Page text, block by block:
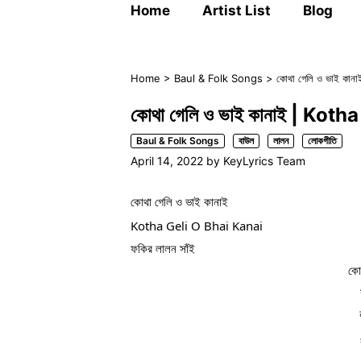
Home Artist List Blog
Home > Baul & Folk Songs > কোথা গেলি ও ভাই
কোথা গেলি ও ভাই কানাই |
Baul & Folk Songs বাউল লালন লোকগীতি
April 14, 2022 by KeyLyrics Team
কোথা গেলি ও ভাই কানাই
Kotha Geli O Bhai Kanai
ফকির লালন সাঁই